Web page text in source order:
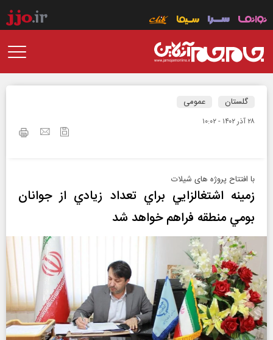
گلستان عمومی
۲۸ آذر ۱۴۰۲ - ۱۰:۰۲
با افتتاح پروژه های شیلات
زمينه اشتغالزايي براي تعداد زيادي از جوانان
بومي منطقه فراهم خواهد شد